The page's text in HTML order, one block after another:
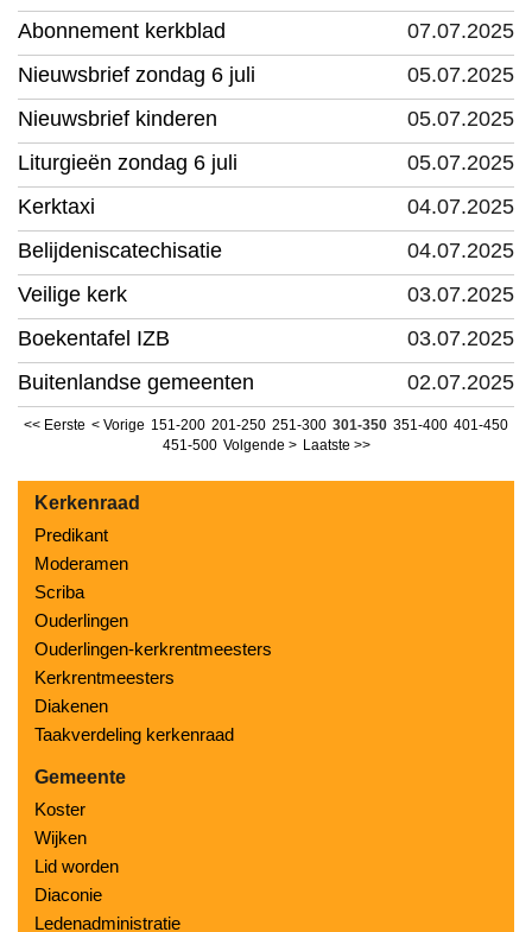
07.07.2025
Abonnement kerkblad
05.07.2025
Nieuwsbrief zondag 6 juli
05.07.2025
Nieuwsbrief kinderen
05.07.2025
Liturgieën zondag 6 juli
04.07.2025
Kerktaxi
04.07.2025
Belijdeniscatechisatie
03.07.2025
Veilige kerk
03.07.2025
Boekentafel IZB
02.07.2025
Buitenlandse gemeenten
<< Eerste < Vorige 151-200 201-250 251-300 301-350 351-400 401-450
451-500 Volgende > Laatste >>
Kerkenraad
Predikant
Moderamen
Scriba
Ouderlingen
Ouderlingen-kerkrentmeesters
Kerkrentmeesters
Diakenen
Taakverdeling kerkenraad
Gemeente
Koster
Wijken
Lid worden
Diaconie
Ledenadministratie